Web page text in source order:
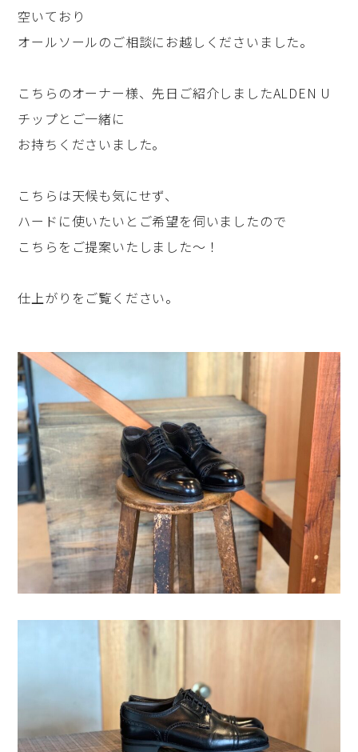
空いており
オールソールのご相談にお越しくださいました。
こちらのオーナー様、先日ご紹介しましたALDEN U
チップとご一緒に
お持ちくださいました。
こちらは天候も気にせず、
ハードに使いたいとご希望を伺いましたので
こちらをご提案いたしました～！
仕上がりをご覧ください。